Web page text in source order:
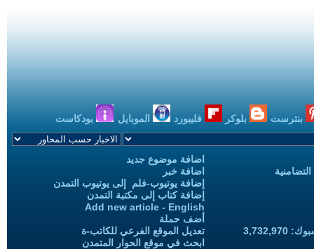
بنترست بلوكر فليبورد الموبايل بودكاست
اضافة موضوع جديد
اضافة خبر
إضافة يوتيوب-فلم إلى يوتيوب التمدن
إضافة كتاب إلى مكتبة التمدن
Add new article - English
أضف حملة
تعديل الموقع الفرعي للكاتب-ة
ابحث في موقع الحوار المتمدن